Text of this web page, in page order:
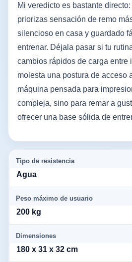
Mi veredicto es bastante
priorizas sensación de remo
silencioso en casa y guardado
entrenar. Déjala pasar si tu
cambios rápidos de carga entre
molesta una postura de acceso
máquina pensada para
compleja, sino para remar a
ofrecer una base sólida de
Tipo de resistencia
Agua
Peso máximo de usuario
200 kg
Dimensiones
180 x 31 x 32 cm